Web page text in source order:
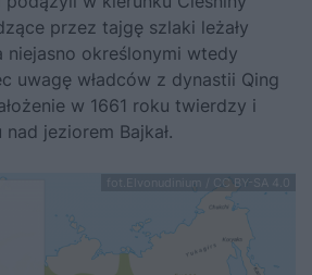
przez tajgę szlaki leżały
niejasno określonymi wtedy
uwagę władców z dynastii Qing
w 1661 roku twierdzy i
jeziorem Bajkał.
fot.Elvonudinium / CC BY-SA 4.0